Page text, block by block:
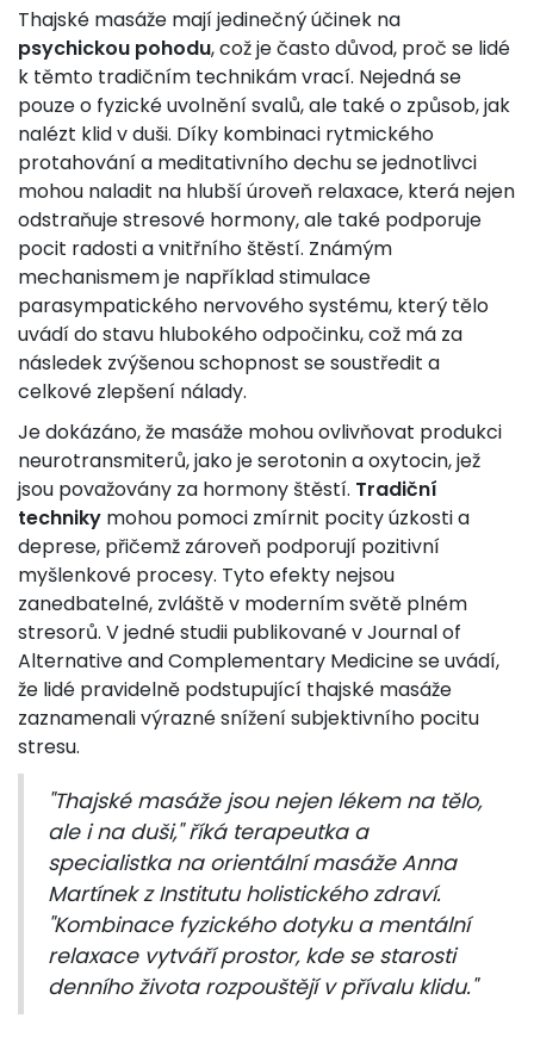
Thajské masáže mají jedinečný účinek na
psychickou pohodu, což je často důvod, proč se lidé
k těmto tradičním technikám vrací. Nejedná se
pouze o fyzické uvolnění svalů, ale také o způsob, jak
nalézt klid v duši. Díky kombinaci rytmického
protahování a meditativního dechu se jednotlivci
mohou naladit na hlubší úroveň relaxace, která nejen
odstraňuje stresové hormony, ale také podporuje
pocit radosti a vnitřního štěstí. Známým
mechanismem je například stimulace
parasympatického nervového systému, který tělo
uvádí do stavu hlubokého odpočinku, což má za
následek zvýšenou schopnost se soustředit a
celkové zlepšení nálady.
Je dokázáno, že masáže mohou ovlivňovat produkci
neurotransmiterů, jako je serotonin a oxytocin, jež
jsou považovány za hormony štěstí. Tradiční
techniky mohou pomoci zmírnit pocity úzkosti a
deprese, přičemž zároveň podporují pozitivní
myšlenkové procesy. Tyto efekty nejsou
zanedbatelné, zvláště v moderním světě plném
stresorů. V jedné studii publikované v Journal of
Alternative and Complementary Medicine se uvádí,
že lidé pravidelně podstupující thajské masáže
zaznamenali výrazné snížení subjektivního pocitu
stresu.
"Thajské masáže jsou nejen lékem na tělo,
ale i na duši," říká terapeutka a
specialistka na orientální masáže Anna
Martínek z Institutu holistického zdraví.
"Kombinace fyzického dotyku a mentální
relaxace vytváří prostor, kde se starosti
denního života rozpouštějí v přívalu klidu."